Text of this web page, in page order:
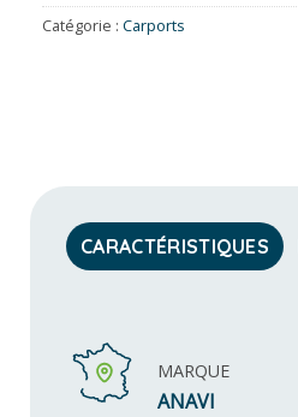
Catégorie : Carports
CARACTÉRISTIQUES
MARQUE
ANAVI